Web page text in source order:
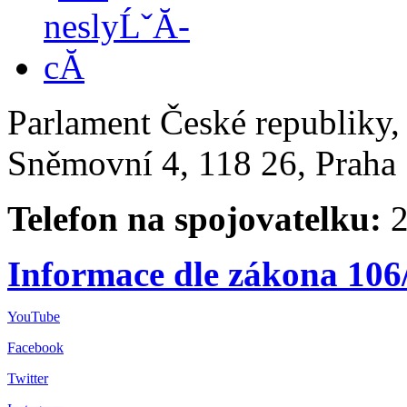
Parlament České
Sněmovní 4, 118 26,
Telefon na spojovatelku:
Informace dle zákona
YouTube
Facebook
Twitter